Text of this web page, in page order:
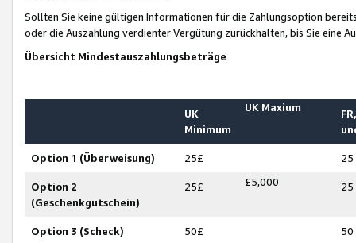
Sollten Sie keine gültigen Informationen für die Zahlungsoption
oder die Auszahlung verdienter Vergütung zurückhalten, bis Sie
Übersicht Mindestauszahlungsbeträge
UK
Minimum
UK Maxium
Option 1 (Überweisung) 25£ 25
Option 2
(Geschenkgutschein)
25£ £5,000 25
Option 3 (Scheck) 50£ 50